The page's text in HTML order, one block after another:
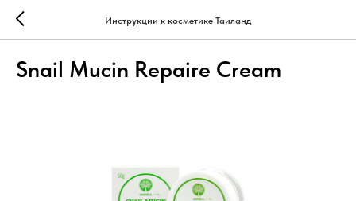
Инструкции к косметике Таиланд
Snail Mucin Repaire Cream